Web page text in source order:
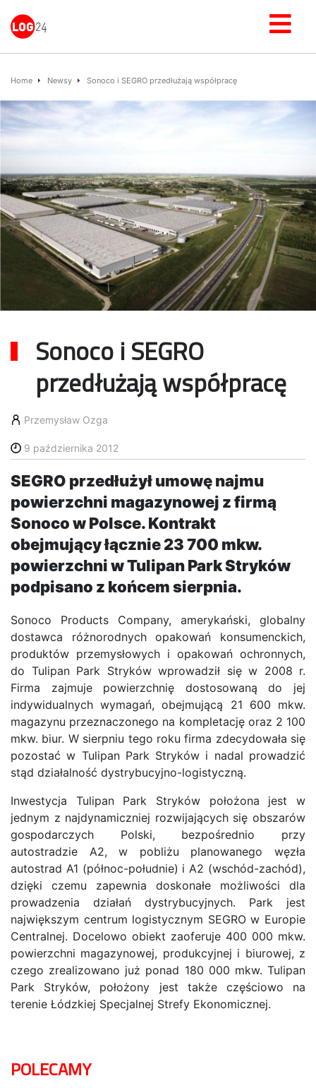
Home Newsy Sonoco i SEGRO przedłużają współpracę
Sonoco i SEGRO
przedłużają współpracę
Przemysław Ozga
9 października 2012
SEGRO przedłużył umowę najmu
powierzchni magazynowej z firmą
Sonoco w Polsce. Kontrakt
obejmujący łącznie 23 700 mkw.
powierzchni w Tulipan Park Stryków
podpisano z końcem sierpnia.
Sonoco Products Company, amerykański, globalny
dostawca różnorodnych opakowań konsumenckich,
produktów przemysłowych i opakowań ochronnych,
do Tulipan Park Stryków wprowadził się w 2008 r.
Firma zajmuje powierzchnię dostosowaną do jej
indywidualnych wymagań, obejmującą 21 600 mkw.
magazynu przeznaczonego na kompletację oraz 2 100
mkw. biur. W sierpniu tego roku firma zdecydowała się
pozostać w Tulipan Park Stryków i nadal prowadzić
stąd działalność dystrybucyjno-logistyczną.
Inwestycja Tulipan Park Stryków położona jest w
jednym z najdynamiczniej rozwijających się obszarów
gospodarczych Polski, bezpośrednio przy
autostradzie A2, w pobliżu planowanego węzła
autostrad A1 (północ-południe) i A2 (wschód-zachód),
dzięki czemu zapewnia doskonałe możliwości dla
prowadzenia działań dystrybucyjnych. Park jest
największym centrum logistycznym SEGRO w Europie
Centralnej. Docelowo obiekt zaoferuje 400 000 mkw.
powierzchni magazynowej, produkcyjnej i biurowej, z
czego zrealizowano już ponad 180 000 mkw. Tulipan
Park Stryków, położony jest także częściowo na
terenie Łódzkiej Specjalnej Strefy Ekonomicznej.
POLECAMY